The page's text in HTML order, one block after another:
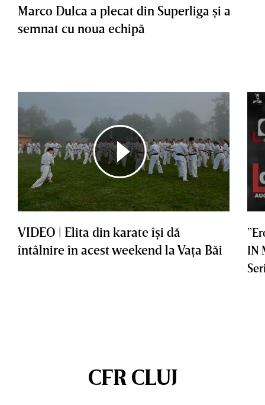
Marco Dulca a plecat din Superliga şi a
semnat cu noua echipă
VIDEO | Elita din karate îşi dă
întâlnire în acest weekend la Vaţa Băi
IN
CFR CLUJ